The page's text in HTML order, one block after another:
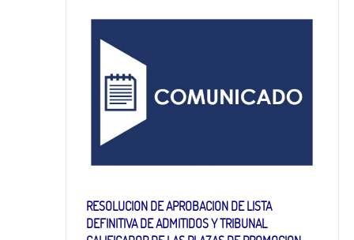
RESOLUCION DE APROBACION DE LISTA
DEFINITIVA DE ADMITIDOS Y TRIBUNAL